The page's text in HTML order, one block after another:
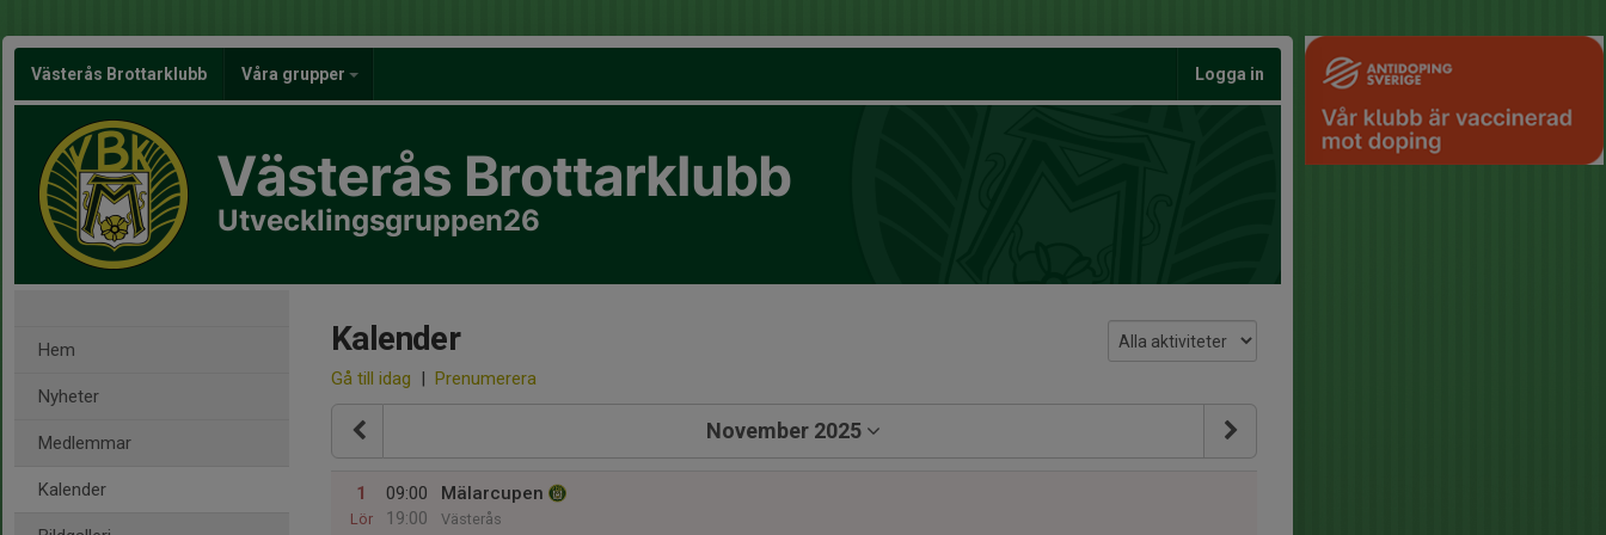
Västerås Brottarklubb Våra grupper Logga in
Västerås Brottarklubb
Utvecklingsgruppen26
Hem
Nyheter
Medlemmar
Kalender
Kalender
Gå till idag | Prenumerera
November 2025
1
Lör
09:00
19:00
Mälarcupen
Västerås